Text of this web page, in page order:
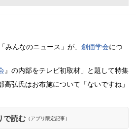
みんなのニュース」が、 創価学会につ
』の内部をテレビ初取材」と題して特集
高弘氏はお布施について「ないですね」
で読む （アプリ限定記事）